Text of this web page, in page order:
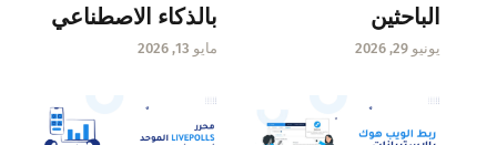
الباحثين
يونيو 29, 2026
بالذكاء الاصطناعي
مايو 13, 2026